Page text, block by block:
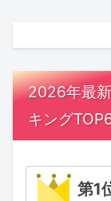
2026年最
キング
第1